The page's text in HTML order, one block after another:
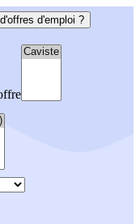
d'emploi ?